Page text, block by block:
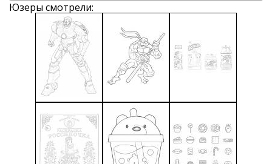
Юзеры смотрели: